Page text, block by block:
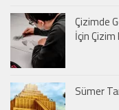
Çizimde
İçin
Sümer